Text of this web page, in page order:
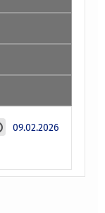
09.02.2026